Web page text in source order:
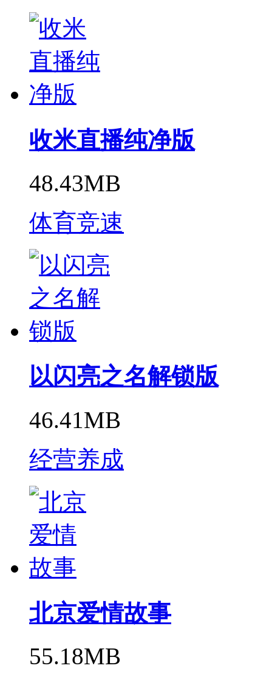
收米直播纯净版
48.43MB
体育竞速
以闪亮之名解锁版
46.41MB
经营养成
北京爱情故事
55.18MB